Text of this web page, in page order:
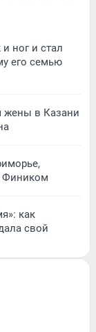
ног и стал
его семью
жены в Казани
Фиником
как
свой